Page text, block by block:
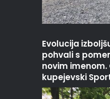
Evolucija
pohvali s
novim imenom.
kupejevski